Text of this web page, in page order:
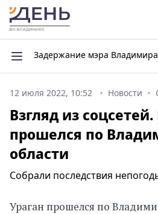
Задержание мэра Владимира
12 июля 2022, 10:52 Новости
Взгляд из
прошелся по
области
Собрали последствия
Ураган прошелся по